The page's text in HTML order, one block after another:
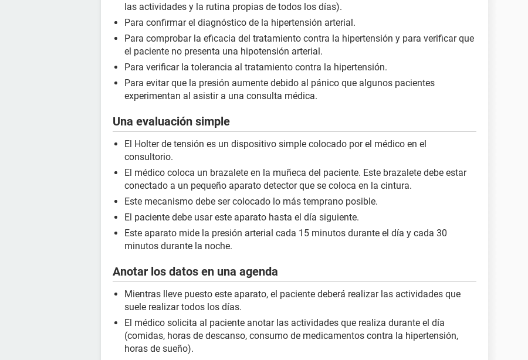
las actividades y la rutina propias de todos los días).
Para confirmar el diagnóstico de la hipertensión arterial.
Para comprobar la eficacia del tratamiento contra la hipertensión y para verificar que
el paciente no presenta una hipotensión arterial.
Para verificar la tolerancia al tratamiento contra la hipertensión.
Para evitar que la presión aumente debido al pánico que algunos pacientes
experimentan al asistir a una consulta médica.
Una evaluación simple
El Holter de tensión es un dispositivo simple colocado por el médico en el
consultorio.
El médico coloca un brazalete en la muñeca del paciente. Este brazalete debe estar
conectado a un pequeño aparato detector que se coloca en la cintura.
Este mecanismo debe ser colocado lo más temprano posible.
El paciente debe usar este aparato hasta el día siguiente.
Este aparato mide la presión arterial cada 15 minutos durante el día y cada 30
minutos durante la noche.
Anotar los datos en una agenda
Mientras lleve puesto este aparato, el paciente deberá realizar las actividades que
suele realizar todos los días.
El médico solicita al paciente anotar las actividades que realiza durante el día
(comidas, horas de descanso, consumo de medicamentos contra la hipertensión,
horas de sueño).